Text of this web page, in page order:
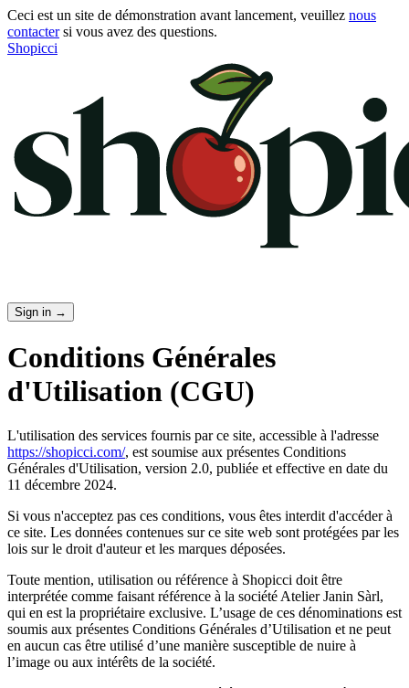
Ceci est un site de démonstration avant lancement, veuillez nous
contactersi vous avez des questions.
Shopicci
Sign in →
Conditions Générales
d'Utilisation (CGU)
L'utilisation des services fournis par ce site, accessible à l'adresse
https://shopicci.com/, est soumise aux présentes Conditions
Générales d'Utilisation, version 2.0, publiée et effective en date du
11 décembre 2024.
Si vous n'acceptez pas ces conditions, vous êtes interdit d'accéder à
ce site. Les données contenues sur ce site web sont protégées par les
lois sur le droit d'auteur et les marques déposées.
Toute mention, utilisation ou référence à Shopicci doit être
interprétée comme faisant référence à la société Atelier Janin Sàrl,
qui en est la propriétaire exclusive. L’usage de ces dénominations est
soumis aux présentes Conditions Générales d’Utilisation et ne peut
en aucun cas être utilisé d’une manière susceptible de nuire à
l’image ou aux intérêts de la société.